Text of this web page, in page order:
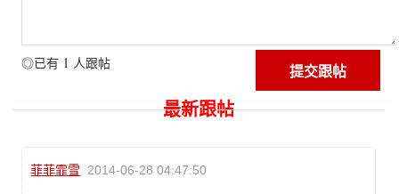
◎已有 1 人跟帖
最新跟帖
菲菲霏雪 2014-06-28 04:47:50